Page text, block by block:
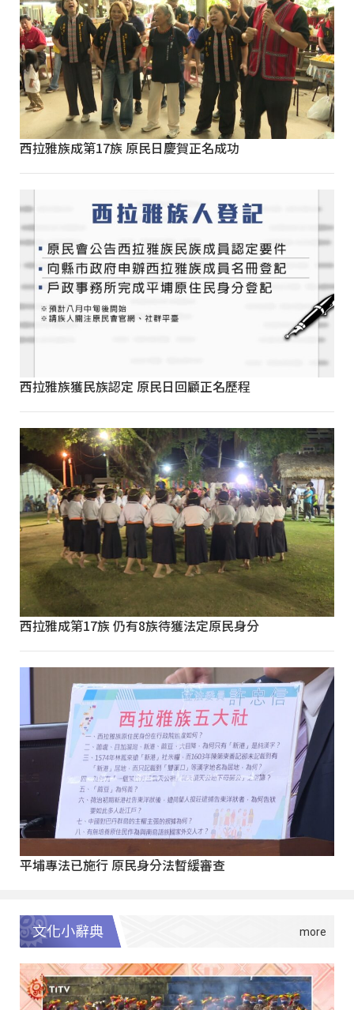
西拉雅族成第17族 原民日慶賀正名成功
西拉雅族獲民族認定 原民日回顧正名歷程
西拉雅成第17族 仍有8族待獲法定原民身分
平埔專法已施行 原民身分法暫緩審查
文化小辭典